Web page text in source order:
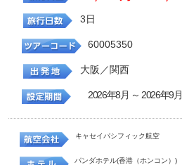
3日
60005350
大阪／関西
2026年8月 ～ 2026年9月
キャセイパシフィック航空
パンダホテル(香港（ホンコン）)